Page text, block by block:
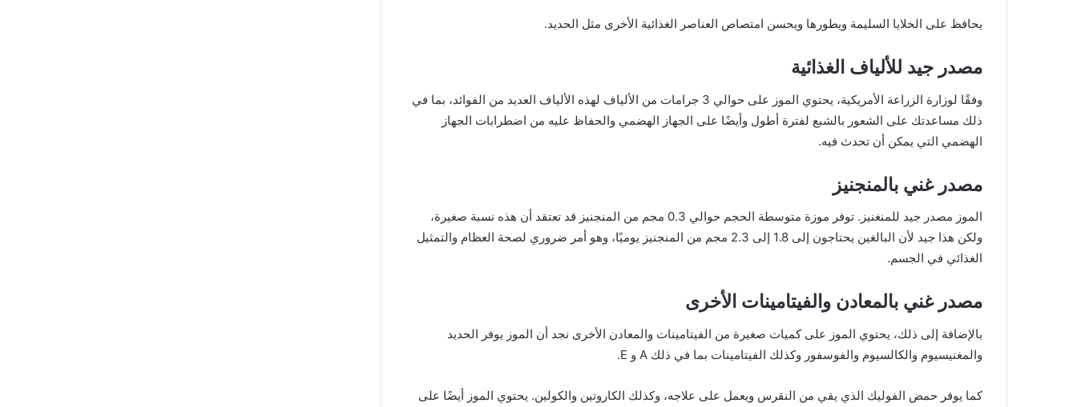
يحافظ على الخلايا السليمة ويطورها ويحسن امتصاص العناصر الغذائية الأخرى مثل الحديد.
مصدر جيد للألياف الغذائية
وفقًا لوزارة الزراعة الأمريكية، يحتوي الموز على حوالي 3 جرامات من الألياف لهذه الألياف العديد من الفوائد، بما في
ذلك مساعدتك على الشعور بالشبع لفترة أطول وأيضًا على الجهاز الهضمي والحفاظ عليه من اضطرابات الجهاز
الهضمي التي يمكن أن تحدث فيه.
مصدر غني بالمنجنيز
الموز مصدر جيد للمنغنيز. توفر موزة متوسطة الحجم حوالي 0.3 مجم من المنجنيز قد تعتقد أن هذه نسبة صغيرة،
ولكن هذا جيد لأن البالغين يحتاجون إلى 1.8 إلى 2.3 مجم من المنجنيز يوميًا، وهو أمر ضروري لصحة العظام والتمثيل
الغذائي في الجسم.
مصدر غني بالمعادن والفيتامينات الأخرى
بالإضافة إلى ذلك، يحتوي الموز على كميات صغيرة من الفيتامينات والمعادن الأخرى نجد أن الموز يوفر الحديد
والمغنيسيوم والكالسيوم والفوسفور وكذلك الفيتامينات بما في ذلك A و E.
كما يوفر حمض الفوليك الذي يقي من النقرس ويعمل على علاجه، وكذلك الكاروتين والكولين. يحتوي الموز أيضًا على